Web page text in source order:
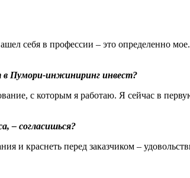
себя в профессии – это определенно
в Пумори-инжиниринг инвест?
с которым я работаю. Я сейчас в
– согласишься?
и краснеть перед заказчиком –